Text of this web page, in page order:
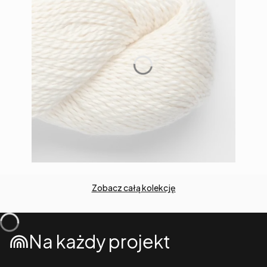
Zobacz całą kolekcję
Na każdy projekt